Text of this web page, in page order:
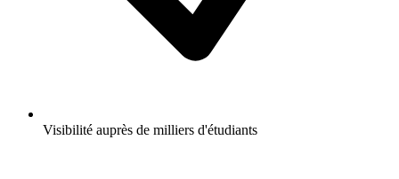
Visibilité auprès de milliers d'étudiants